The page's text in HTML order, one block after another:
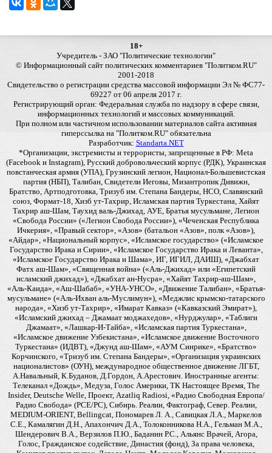
18+
Учредитель - ЗАО "Политические технологии"
© Информационный сайт политических комментариев "Политком.RU"
2001-2018
Свидетельство о регистрации средства массовой информации Эл № ФС77-
69227 от 06 апреля 2017 г.
Регистрирующий орган: Федеральная служба по надзору в сфере связи,
информационных технологий и массовых коммуникаций.
При полном или частичном использовании материалов сайта активная
гиперссылка на "Политком.RU" обязательна
Разработчик: Standarta.NET
*Организации, экстремисты и террористы, запрещенные в РФ: Meta
(Facebook и Instagram), Русский добровольческий корпус (РДК), Украинская
повстанческая армия (УПА), Грузинский легион, Национал-Большевистская
партия (НБП), Талибан, Свидетели Иеговы, Мизантропик Дивижн,
Братство, Артподготовка, Тризуб им. Степана Бандеры, НСО, Славянский
союз, Формат-18, Хизб ут-Тахрир, Исламская партия Туркестана, Хайят
Тахрир аш-Шам, Таухид валь-Джихад, АУЕ, Братья мусульмане, Легион
«Свобода России» («Легион Свобода России»), «Чеченская Республика
Ичкерия», «Правый сектор», «Азов» (батальон «Азов», полк «Азов»),
«Айдар», «Национальный корпус», «Исламское государство» («Исламское
Государство Ирака и Сирии», «Исламское Государство Ирака и Леванта»,
«Исламское Государство Ирака и Шама», ИГ, ИГИЛ, ДАИШ), «Джабхат
Фатх аш-Шам», «Священная война» («Аль-Джихад» или «Египетский
исламский джихад»), «Джабхат ан-Нусра», «Хайят Тахрир-аш-Шам»,
«Аль-Каида», «Аш-Шабаб», «УНА-УНСО», «Движение Талибан», «Братья-
мусульмане» («Аль-Ихван аль-Муслимун»), «Меджлис крымско-татарского
народа», «Хизб ут-Тахрир», «Имарат Кавказ» («Кавказский Эмират»),
«Исламский джихад – Джамаат моджахедов», «Нурджулар», «Таблиги
Джамаат», «Лашкар-И-Тайба», «Исламская партия Туркестана»,
«Исламское движение Узбекистана», «Исламское движение Восточного
Туркестана» (ИДВТ), «Джунд аш-Шам», «АУМ Синрике», «Братство»
Корчинского, «Тризуб им. Степана Бандеры», «Организация украинских
националистов» (ОУН), международное общественное движение ЛГБТ,
А.Навальный, К.Буданов, Д.Гордон, А.Арестович. Иностранные агенты:
Телеканал «Дождь», Медуза, Голос Америки, ТК Настоящее Время, The
Insider, Deutsche Welle, Проект, Azatliq Radiosi, «Радио Свободная Европа/
Радио Свобода» (PCE/PC), Сибирь. Реалии, Фактограф, Север. Реалии,
MEDIUM-ORIENT, Bellingcat, Пономарев Л. А., Савицкая Л.А., Маркелов
С.Е., Камалягин Д.Н., Апахончич Д.А., Толоконникова Н.А., Гельман М.А.,
Шендерович В.А., Верзилов П.Ю., Баданин Р.С., Альянс Врачей, Агора,
Голос, Гражданское содействие, Династия (фонд), За права человека,